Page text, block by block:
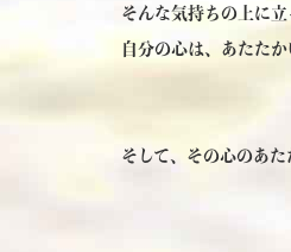
そんな気持ちの上に立
自分の心は、あたた
そして、その心のあ